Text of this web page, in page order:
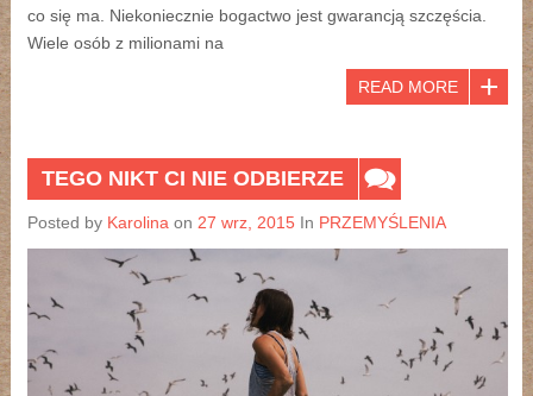
co się ma. Niekoniecznie bogactwo jest gwarancją szczęścia.
Wiele osób z milionami na
READ MORE
TEGO NIKT CI NIE ODBIERZE
Posted by Karolina on 27 wrz, 2015 In PRZEMYŚLENIA